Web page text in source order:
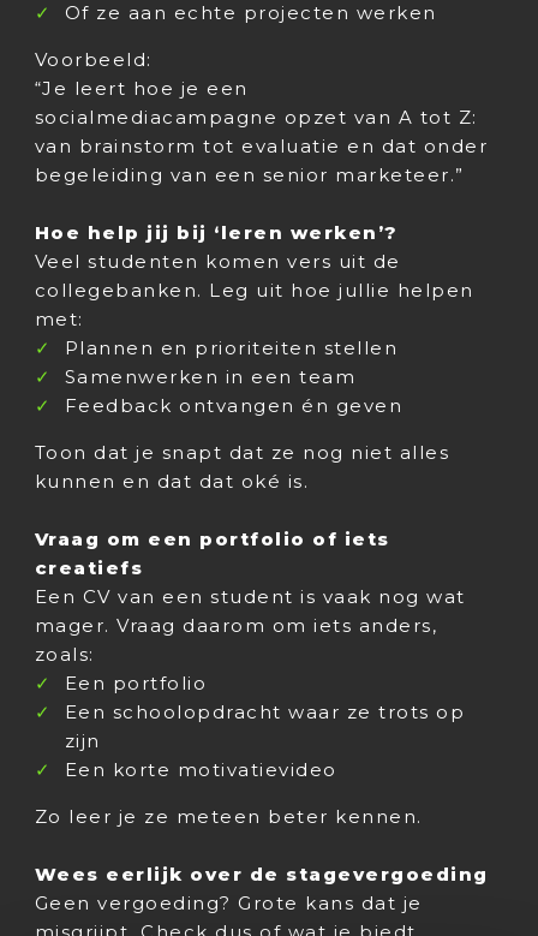
Of ze aan echte projecten werken
Voorbeeld:
“Je leert hoe je een
socialmediacampagne opzet van A tot Z:
van brainstorm tot evaluatie en dat onder
begeleiding van een senior marketeer.”
Hoe help jij bij ‘leren werken’?
Veel studenten komen vers uit de
collegebanken. Leg uit hoe jullie helpen
met:
Plannen en prioriteiten stellen
Samenwerken in een team
Feedback ontvangen én geven
Toon dat je snapt dat ze nog niet alles
kunnen en dat dat oké is.
Vraag om een portfolio of iets
creatiefs
Een CV van een student is vaak nog wat
mager. Vraag daarom om iets anders,
zoals:
Een portfolio
Een schoolopdracht waar ze trots op
zijn
Een korte motivatievideo
Zo leer je ze meteen beter kennen.
Wees eerlijk over de stagevergoeding
Geen vergoeding? Grote kans dat je